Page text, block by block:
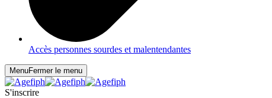
Accès personnes sourdes et malentendantes
MenuFermer le menu
S'inscrire